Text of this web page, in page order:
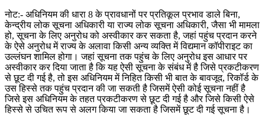
नोट:- अधिनियम की धारा 8 के प्रावधानों पर प्रतिकूल प्रभाव डाले बिना,
केन्द्रीय लोक सूचना अधिकारी या राज्य लोक सूचना अधिकारी, जैसा भी मामला
हो, सूचना के लिए अनुरोध को अस्वीकार कर सकता है, जहां पहुंच प्रदान करने
के ऐसे अनुरोध में राज्य के अलावा किसी अन्य व्यक्ति में विद्यमान कॉपीराइट का
उल्लंघन शामिल होगा। जहां सूचना तक पहुंच के लिए अनुरोध इस आधार पर
अस्वीकार कर दिया जाता है कि यह ऐसी सूचना के संबंध में है जिसे प्रकटीकरण
से छूट दी गई है, तो इस अधिनियम में निहित किसी भी बात के बावजूद, रिकॉर्ड के
उस हिस्से तक पहुंच प्रदान की जा सकती है जिसमें ऐसी कोई सूचना नहीं है
जिसे इस अधिनियम के तहत प्रकटीकरण से छूट दी गई है और जिसे किसी ऐसे
हिस्से से उचित रूप से अलग किया जा सकता है जिसमें छूट दी गई सूचना है।